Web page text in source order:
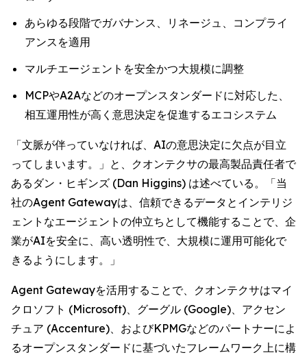
あらゆる段階でガバナンス、リネージュ、コンプライ
アンスを適用
マルチエージェントを安全かつ大規模に調整
MCPやA2Aなどのオープンスタンダードに対応した、
相互運用性が高く意思決定を促進するエコシステム
「文脈が伴っていなければ、AIの意思決定に欠点が目立
ってしまいます。」と、クオンテクサの最高製品責任者で
あるダン・ヒギンズ (Dan Higgins) は述べている。「当
社のAgent Gatewayは、信頼できるデータとインテリジ
ェントなエージェントの仲立ちとして機能することで、企
業がAIを安全に、高い透明性で、大規模に運用可能化で
きるようにします。」
Agent Gatewayを活用することで、クオンテクサはマイ
クロソフト (Microsoft)、グーグル (Google)、アクセン
チュア (Accenture)、およびKPMGなどのパートナーによ
るオープンスタンダードに基づいたフレームワーク上に構